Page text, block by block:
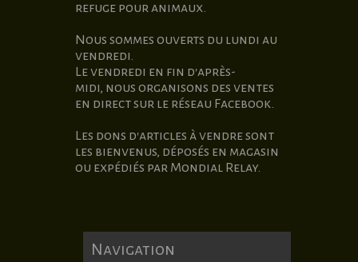
refuge pour animaux.
Nous sommes ouverts du lundi au
vendredi.
Le vendredi en fin d'après-
midi, nous organisons des ventes
en direct sur le réseau Facebook.
Les dons d'articles à vendre sont
les bienvenus, déposés en magasin
ou expédiés par Mondial Relay.
Navigation